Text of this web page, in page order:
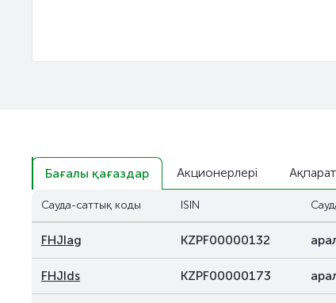
Бағалы қағаздар Акционерлері
Сауда-саттық коды ISIN
FHJIag KZPF00000132
FHJIds KZPF00000173